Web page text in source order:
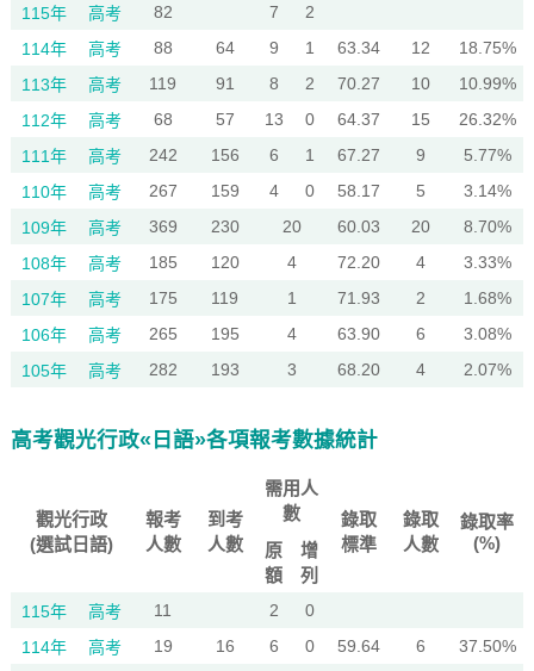
115年 高考 82 7
2
114年
高考 88 64 9 1 63.34 12
18.75%
113年
高考 119 91 8 2 70.27 10
10.99%
112年
高考 68 57 13 0 64.37 15
26.32%
111年
高考 242 156 6 1 67.27 9
5.77%
110年
高考 267 159 4 0 58.17 5
3.14%
109年
高考 369 230 20 60.03 20
8.70%
108年
高考 185 120 4 72.20 4
3.33%
107年
高考 175 119 1 71.93 2
1.68%
106年
高考 265 195 4 63.90 6
3.08%
105年
高考 282 193 3 68.20 4 2.07%
高考觀光行政«日語»各項報考數據統計
觀光行政
(選試日語)
報考
人數
到考
人數
需用人
數
錄取
標準
錄取
人數
錄取率
(%)
原
額
增
列
115年 高考 11 2
0
114年
高考 19 16 6 0 59.64 6
37.50%